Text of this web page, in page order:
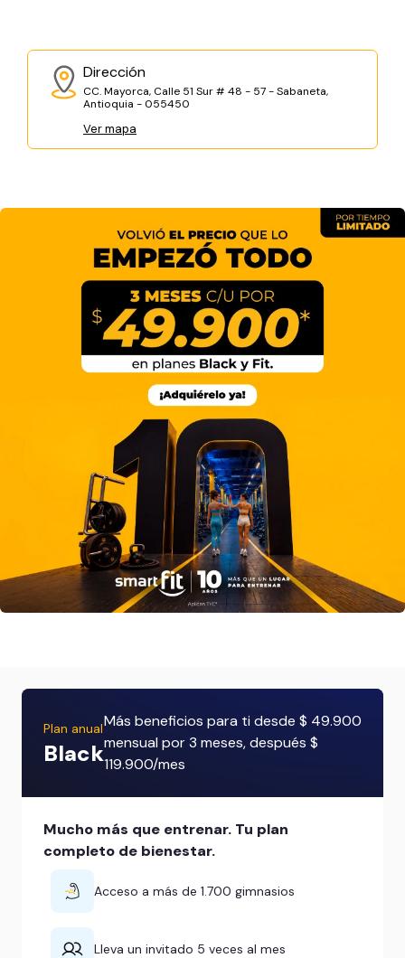
Dirección
CC. Mayorca, Calle 51 Sur # 48 - 57 - Sabaneta,
Antioquia - 055450
Ver mapa
Plan anual
Black
Más beneficios para ti desde $ 49.900
mensual por 3 meses, después $
119.900/mes
Mucho más que entrenar. Tu plan
completo de bienestar.
Acceso a más de 1.700 gimnasios
Lleva un invitado 5 veces al mes